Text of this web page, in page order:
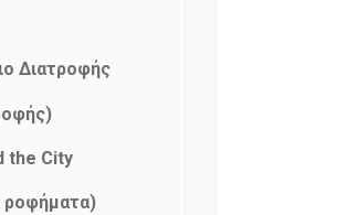
Διατροφής
the City